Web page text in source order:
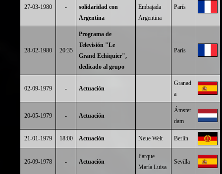
27-03-1980 -
solidaridad con
Argentina
Embajada
Argentina
París
28-02-1980 20:35
Programa de
Televisión "Le
Grand Echiquier",
dedicado al grupo
París
02-09-1979 - Actuación
Granad
a
20-05-1979 - Actuación
Ámster
dam
21-01-1979 18:00 Actuación Neue Welt Berlín
26-09-1978 - Actuación
Parque
María Luisa
Sevilla